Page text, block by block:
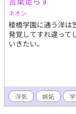
ネオン
稜橋学園に通う洋は
発覚してすれ違って
いきたい。
浮気 嫉妬